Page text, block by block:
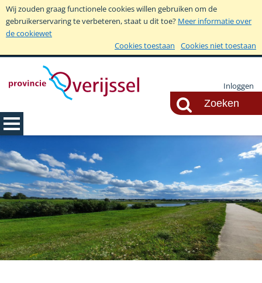
Wij zouden graag functionele cookies willen gebruiken om de
gebruikerservaring te verbeteren, staat u dit toe? Meer informatie over
de cookiewet
Cookies toestaan
Cookies niet toestaan
Inloggen